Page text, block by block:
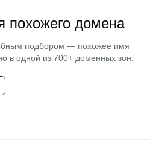
похожего домена
подбором — похожее имя
в одной из 700+ доменных зон.